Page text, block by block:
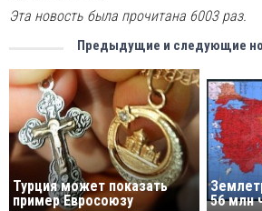
Эта новость была прочитана 6003 раз.
Предыдущие и следующие
Турция может показать
пример Евросоюзу
56 млн